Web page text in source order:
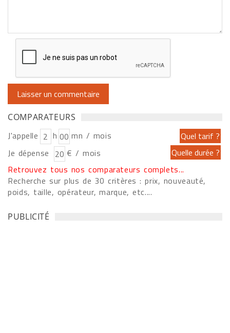
COMPARATEURS
J'appelle h
mn / mois
Je dépense
€ / mois
Retrouvez tous nos comparateurs complets...
Recherche sur plus de 30 critères : prix, nouveauté,
poids, taille, opérateur, marque, etc....
PUBLICITÉ